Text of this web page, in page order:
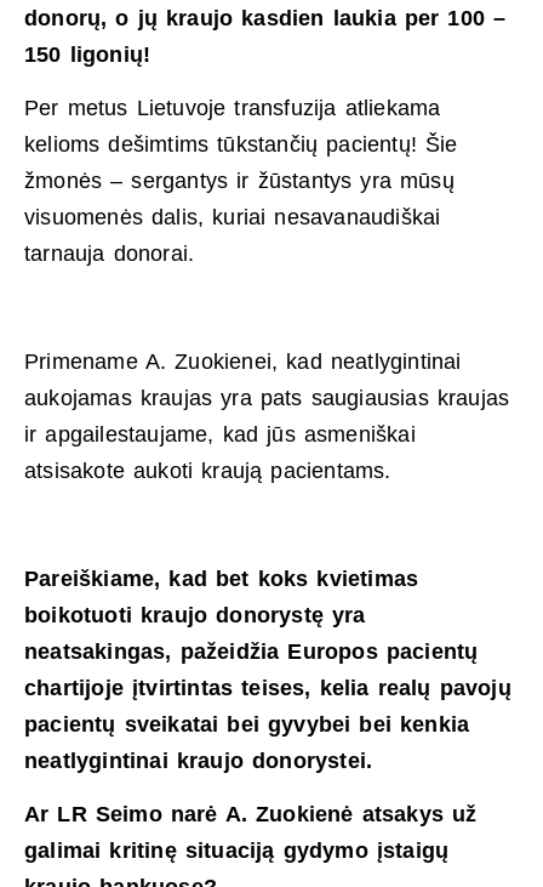
donorų, o jų kraujo kasdien laukia per 100 –
150 ligonių!
Per metus Lietuvoje transfuzija atliekama
kelioms dešimtims tūkstančių pacientų! Šie
žmonės – sergantys ir žūstantys yra mūsų
visuomenės dalis, kuriai nesavanaudiškai
tarnauja donorai.
Primename A. Zuokienei, kad neatlygintinai
aukojamas kraujas yra pats saugiausias kraujas
ir apgailestaujame, kad jūs asmeniškai
atsisakote aukoti kraują pacientams.
Pareiškiame, kad bet koks kvietimas
boikotuoti kraujo donorystę yra
neatsakingas, pažeidžia Europos pacientų
chartijoje įtvirtintas teises, kelia realų pavojų
pacientų sveikatai bei gyvybei bei kenkia
neatlygintinai kraujo donorystei.
Ar LR Seimo narė A. Zuokienė atsakys už
galimai kritinę situaciją gydymo įstaigų